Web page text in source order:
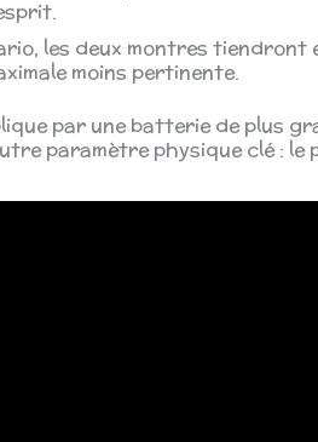
les deux montres tiendront
moins pertinente.
par une batterie de plus
paramètre physique clé : le